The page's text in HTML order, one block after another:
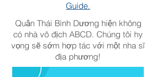
Guide.
Quận Thái Bình Dương hiện không
có nhà vô địch ABCD. Chúng tôi hy
vọng sẽ sớm hợp tác với một nha sĩ
địa phương!